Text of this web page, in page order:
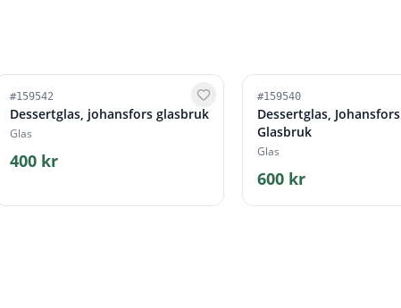
#159542
Dessertglas, johansfors glasbruk
Glas
400 kr
#159540
Dessertglas, Johansfors
Glasbruk
Glas
600 kr